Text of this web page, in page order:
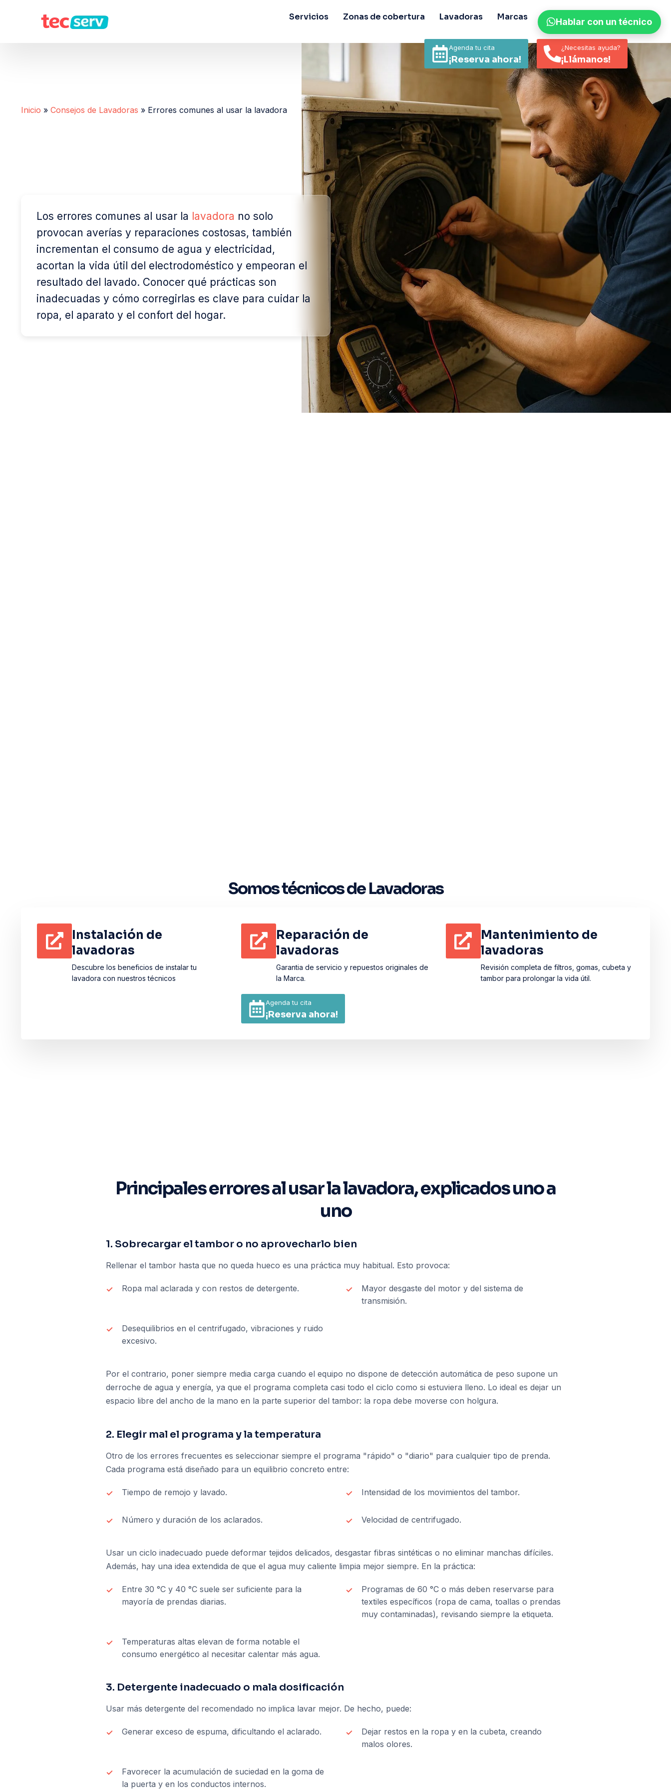
Servicios Zonas de cobertura Lavadoras Marcas Contacto Noticias
Agenda tu cita
¡Reserva ahora!
¿Necesitas ayuda?
¡Llámanos!
Inicio » Consejos de Lavadoras » Errores comunes al usar la lavadora
Los errores comunes al usar la lavadora no solo
provocan averías y reparaciones costosas, también
incrementan el consumo de agua y electricidad,
acortan la vida útil del electrodoméstico y empeoran el
resultado del lavado. Conocer qué prácticas son
inadecuadas y cómo corregirlas es clave para cuidar la
ropa, el aparato y el confort del hogar.
Somos técnicos de Lavadoras
Instalación de
lavadoras
Descubre los beneficios de instalar tu
lavadora con nuestros técnicos
Reparación de
lavadoras
Garantia de servicio y repuestos originales de
la Marca.
Agenda tu cita
¡Reserva ahora!
Mantenimiento de
lavadoras
Revisión completa de filtros, gomas, cubeta y
tambor para prolongar la vida útil.
Principales errores al usar la lavadora, explicados uno a
uno
1. Sobrecargar el tambor o no aprovecharlo bien
Rellenar el tambor hasta que no queda hueco es una práctica muy habitual. Esto provoca:
Ropa mal aclarada y con restos de detergente.
Mayor desgaste del motor y del sistema de
transmisión.
Desequilibrios en el centrifugado, vibraciones y ruido
excesivo.
Por el contrario, poner siempre media carga cuando el equipo no dispone de detección automática de peso supone un
derroche de agua y energía, ya que el programa completa casi todo el ciclo como si estuviera lleno. Lo ideal es dejar un
espacio libre del ancho de la mano en la parte superior del tambor: la ropa debe moverse con holgura.
2. Elegir mal el programa y la temperatura
Otro de los errores frecuentes es seleccionar siempre el programa "rápido" o "diario" para cualquier tipo de prenda.
Cada programa está diseñado para un equilibrio concreto entre:
Tiempo de remojo y lavado. Intensidad de los movimientos del tambor.
Número y duración de los aclarados. Velocidad de centrifugado.
Usar un ciclo inadecuado puede deformar tejidos delicados, desgastar fibras sintéticas o no eliminar manchas difíciles.
Además, hay una idea extendida de que el agua muy caliente limpia mejor siempre. En la práctica:
Entre 30 °C y 40 °C suele ser suficiente para la
mayoría de prendas diarias.
Programas de 60 °C o más deben reservarse para
textiles específicos (ropa de cama, toallas o prendas
muy contaminadas), revisando siempre la etiqueta.
Temperaturas altas elevan de forma notable el
consumo energético al necesitar calentar más agua.
3. Detergente inadecuado o mala dosificación
Usar más detergente del recomendado no implica lavar mejor. De hecho, puede:
Generar exceso de espuma, dificultando el aclarado.
Dejar restos en la ropa y en la cubeta, creando
malos olores.
Favorecer la acumulación de suciedad en la goma de
la puerta y en los conductos internos.
Hablar con un técnico